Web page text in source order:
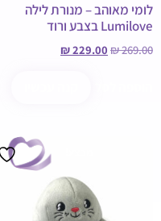
לומי מאוהב – מנורת לילה
Lumilove בצבע ורוד
₪269.00
₪229.00